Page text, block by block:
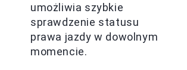
umożliwia szybkie
sprawdzenie statusu
prawa jazdy w dowolnym
momencie.